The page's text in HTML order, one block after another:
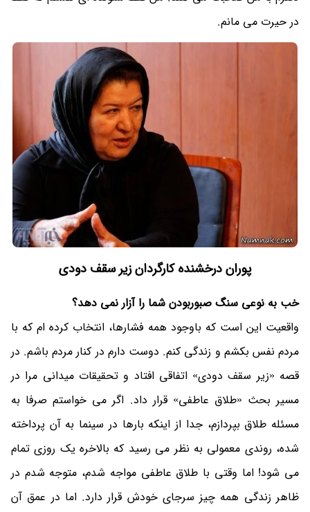
در حیرت می مانم.
پوران درخشنده کارگردان زیر سقف دودی
خب به نوعی سنگ صبوربودن شما را آزار نمی دهد؟
واقعیت این است که باوجود همه فشارها، انتخاب کرده ام که با
مردم نفس بکشم و زندگی کنم. دوست دارم در کنار مردم باشم. در
قصه «زیر سقف دودی» اتفاقی افتاد و تحقیقات میدانی مرا در
مسیر بحث «طلاق عاطفی» قرار داد. اگر می خواستم صرفا به
مسئله طلاق بپردازم، جدا از اینکه بارها در سینما به آن پرداخته
شده، روندی معمولی به نظر می رسید که بالاخره یک روزی تمام
می شود! اما وقتی با طلاق عاطفی مواجه شدم، متوجه شدم در
ظاهر زندگی همه چیز سرجای خودش قرار دارد. اما در عمق آن